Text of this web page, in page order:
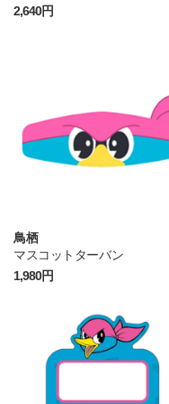
2,640円
鳥栖
マスコットターバン
1,980円